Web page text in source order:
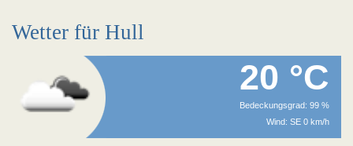
Wetter für Hull
20 °C
Bedeckungsgrad: 99 %
Wind: SE 0 km/h